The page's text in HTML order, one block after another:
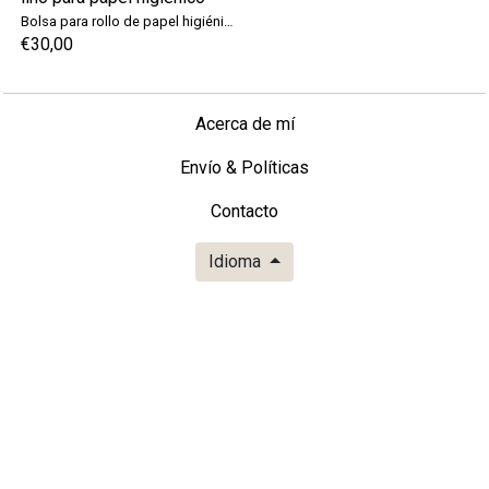
€30,00
Acerca de mí
Envío & Políticas
Contacto
Idioma